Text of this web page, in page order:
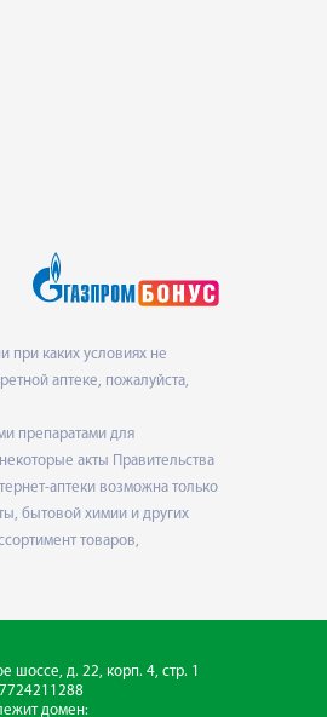
при каких условиях не
аптеке, пожалуйста,
препаратами для
акты Правительства
аптеки возможна только
бытовой химии и других
товаров,
шоссе, д. 22, корп. 4, стр. 1
домен: